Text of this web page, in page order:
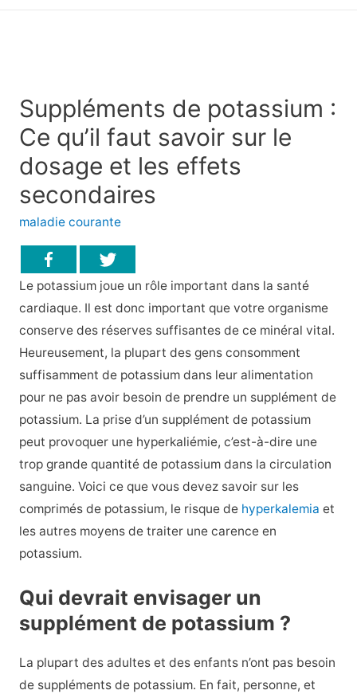
Suppléments de potassium :
Ce qu’il faut savoir sur le
dosage et les effets
secondaires
maladie courante
Le potassium joue un rôle important dans la santé
cardiaque. Il est donc important que votre organisme
conserve des réserves suffisantes de ce minéral vital.
Heureusement, la plupart des gens consomment
suffisamment de potassium dans leur alimentation
pour ne pas avoir besoin de prendre un supplément de
potassium. La prise d’un supplément de potassium
peut provoquer une hyperkaliémie, c’est-à-dire une
trop grande quantité de potassium dans la circulation
sanguine. Voici ce que vous devez savoir sur les
comprimés de potassium, le risque de hyperkalemia et
les autres moyens de traiter une carence en
potassium.
Qui devrait envisager un
supplément de potassium ?
La plupart des adultes et des enfants n’ont pas besoin
de suppléments de potassium. En fait, personne, et